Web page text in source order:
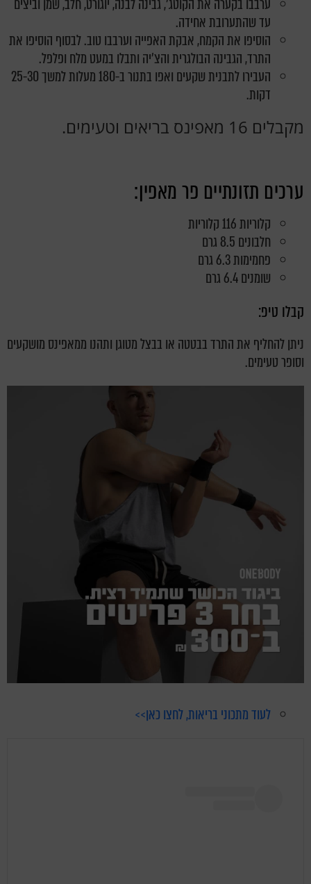
ערבבו בקערה את הקוטג', גבינה לבנה, יוגורט, חלב, שמן וביצים
עד שהתערובת אחידה.
הוסיפו את הקמח, אבקת האפייה וערבבו טוב. לבסוף הוסיפו את
התרד, הגבינה הבולגרית והצ'יה ותבלו במעט מלח ופלפל.
העבירו לתבנית שקעים ואפו בתנור ב-180 מעלות למשך 25-30
דקות.
מקבלים 16 מאפינס בריאים וטעימים.
ערכים תזונתיים פר מאפין:
קלוריות 116 קלוריות
חלבונים 8.5 גרם
פחמימות 6.3 גרם
שומנים 6.4 גרם
קבלו טיפ:
ניתן להחליף את התרד בבטטה או בבצל מטוגן ותהנו ממאפינס מושקעים
וסופר טעימים.
לעוד מתכוני בריאות, לחצו כאן>>